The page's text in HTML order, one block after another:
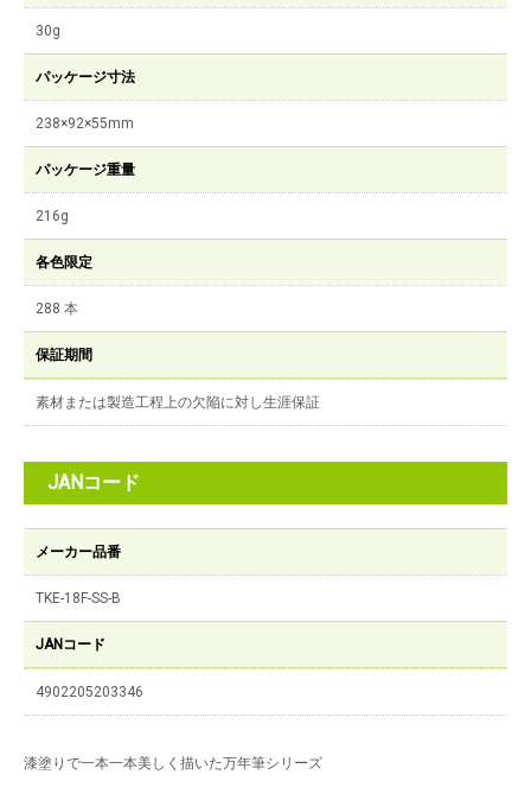
30g
パッケージ寸法
238×92×55mm
パッケージ重量
216g
各色限定
288 本
保証期間
素材または製造工程上の欠陥に対し生涯保証
JANコード
メーカー品番
TKE-18F-SS-B
JANコード
4902205203346
漆塗りで一本一本美しく描いた万年筆シリーズ